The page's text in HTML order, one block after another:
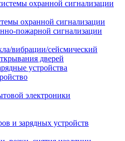
охранной сигнализации
охранной сигнализации
пожарной сигнализации
вибрации/сейсмический
дверей
устройства
электроники
и зарядных устройств